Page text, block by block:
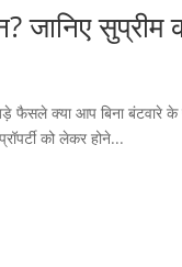
जानिए
फैसले क्या आप बिना बंटवारे
को लेकर होने...